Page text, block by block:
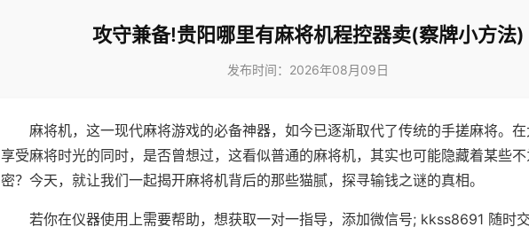
攻守兼备!贵阳哪里有麻将机程控器卖(察牌小方法)
发布时间：2026年08月09日
麻将机，这一现代麻将游戏的必备神器，如今已逐渐取代了传统的手搓麻将。
享受麻将时光的同时，是否曾想过，这看似普通的麻将机，其实也可能隐藏着某些
密？今天，就让我们一起揭开麻将机背后的那些猫腻，探寻输钱之谜的真相。
若你在仪器使用上需要帮助，想获取一对一指导，添加微信号; kkss8691 随时交